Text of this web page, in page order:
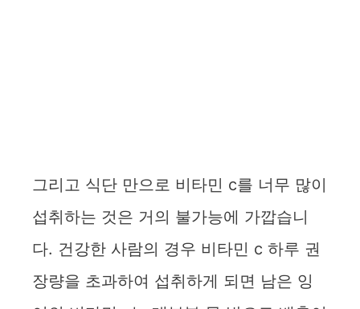
그리고 식단 만으로 비타민 c를 너무 많이
섭취하는 것은 거의 불가능에 가깝습니
다. 건강한 사람의 경우 비타민 c 하루 권
장량을 초과하여 섭취하게 되면 남은 잉